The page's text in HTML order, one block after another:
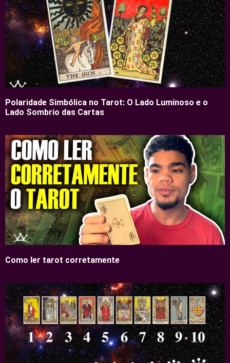
Polaridade Simbólica no Tarot: O Lado Luminoso e o
Lado Sombrio das Cartas
Como ler tarot corretamente